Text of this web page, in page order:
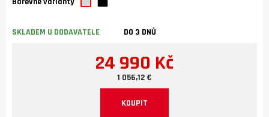
SKLADEM U DODAVATELE DO 3 DNŮ
24 990 Kč
1 056,12 €
KOUPIT